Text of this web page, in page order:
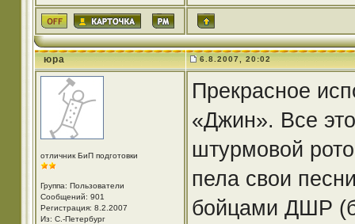
юра 6.8.2007, 20:02
отличник БиП подготовки
Группа: Пользователи
Сообщений: 901
Регистрация: 8.2.2007
Из: С.-Петербург
Прекрасное
«Джин». Все
штурмовой
пела свои
бойцами ДШР